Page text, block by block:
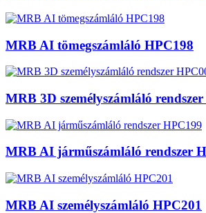
MRB AI tömegszámláló HPC198
MRB 3D személyszámláló
MRB AI járműszámláló rendszer
MRB AI személyszámláló HPC201